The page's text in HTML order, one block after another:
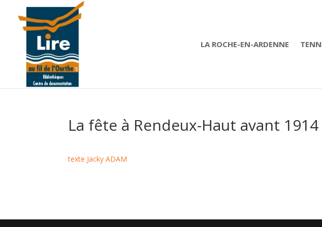
LA ROCHE-EN-ARDENNE
La fête à Rendeux-Haut avant 1914
texte Jacky ADAM